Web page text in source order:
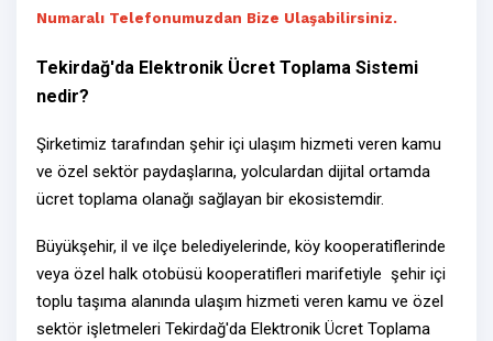
Numaralı Telefonumuzdan Bize Ulaşabilirsiniz.
Tekirdağ'da Elektronik Ücret Toplama Sistemi
nedir?
Şirketimiz tarafından şehir içi ulaşım hizmeti veren kamu
ve özel sektör paydaşlarına, yolculardan dijital ortamda
ücret toplama olanağı sağlayan bir ekosistemdir.
Büyükşehir, il ve ilçe belediyelerinde, köy kooperatiflerinde
veya özel halk otobüsü kooperatifleri marifetiyle şehir içi
toplu taşıma alanında ulaşım hizmeti veren kamu ve özel
sektör işletmeleri Tekirdağ'da Elektronik Ücret Toplama